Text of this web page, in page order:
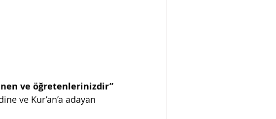
ve öğretenlerinizdir”
ve Kur’an’a adayan